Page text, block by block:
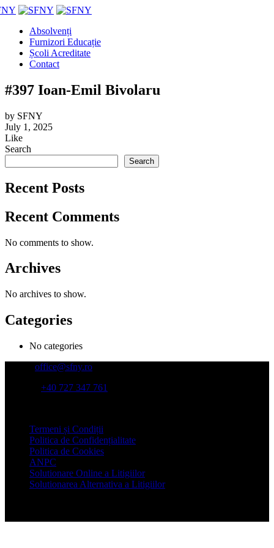
Absolvenți
Furnizori Educație
Școli Acreditate
Contact
#397 Ioan-Emil Bivolaru
by SFNY
July 1, 2025
Like
Search
Search
Recent Posts
Recent Comments
No comments to show.
Archives
No archives to show.
Categories
No categories
office@sfny.ro
+40 727 347 761
Termeni și Condiții
Politica de Confidențialitate
Politica de Cookies
ANPC
Solutionare Online a Litigiilor
Solutionarea Alternativa a Litigiilor